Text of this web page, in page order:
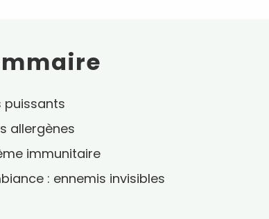
puissants
allergènes
immunitaire
: ennemis invisibles